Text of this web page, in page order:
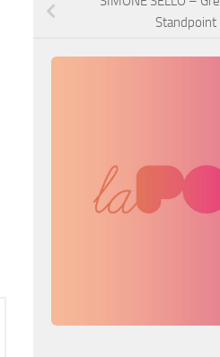
Standpoint